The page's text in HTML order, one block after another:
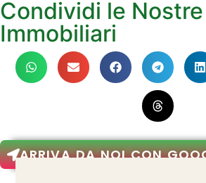
Condividi le
Immobiliari
ARRIVA DA NOI CON